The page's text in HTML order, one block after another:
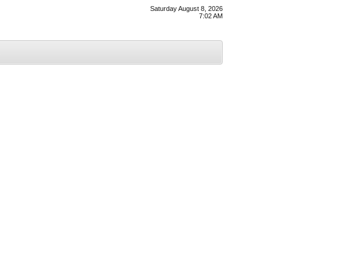
Saturday August 8, 2026
7:02 AM